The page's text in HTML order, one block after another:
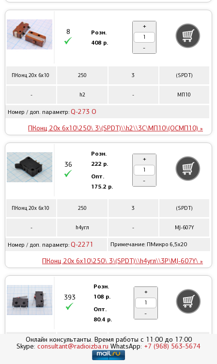
ПКонц 20x 6x10 250 3 (SPDT)
- h2 - МП10
Номер / доп. параметр: Q-273 O
ПКонц 20x 6x10\250\ 3\(SPDT)\\h2\\3C\МП10\(ОСМП10) »
8
Розн.
408 р.
+
-
ПКонц 20x 6x10 250 3 (SPDT)
- h4угл - MJ-607Y
Номер / доп. параметр: Q-2271 Примечание: ПМикро 6,5x20
ПКонц 20x 6x10\250\ 3\(SPDT)\\h4угл\\3P\MJ-607Y\ »
36
Розн.
222 р.
Опт.
175.2 р.
+
-
ПКонц 20x 6x10 250 3 (SPDT)
393
Розн.
108 р.
Опт.
80.4 р.
+
-
Онлайн консультанты. Время работы с 11:00 до 17:00
Skype: consultant@radioizba.ru WhatsApp: +7 (968) 563-5674